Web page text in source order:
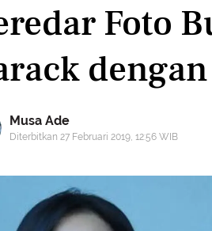
Foto
Musa Ade
Diterbitkan 27 Februari 2019, 12:56 WIB